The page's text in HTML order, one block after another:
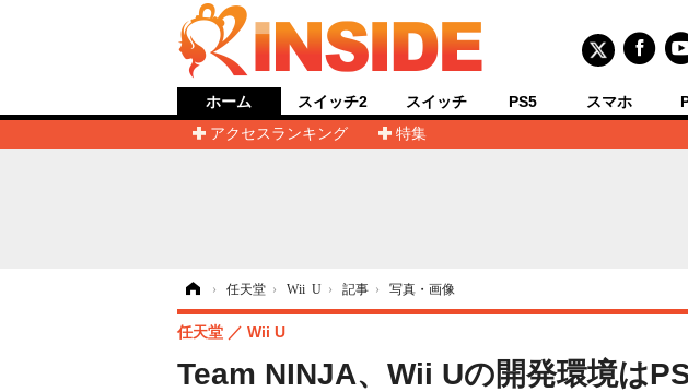
ホーム
アクセスランキング
特集
スイッチ2 スイッチ PS5 スマホ
› 任天堂 › Wii U › 記事 › 写真・画像
Team NINJA、Wii Uの開発環境は
任天堂 Wii U